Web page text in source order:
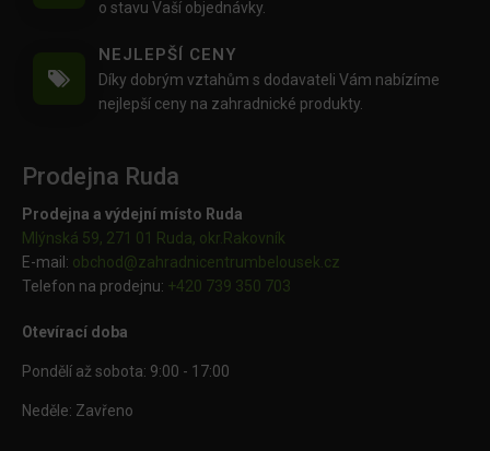
o stavu Vaší objednávky.
NEJLEPŠÍ CENY
Díky dobrým vztahům s dodavateli Vám nabízíme
nejlepší ceny na zahradnické produkty.
Prodejna Ruda
Prodejna a výdejní místo Ruda
Mlýnská 59, 271 01 Ruda, okr.Rakovník
E-mail: obchod@zahradnicentrumbelousek.cz
Telefon na prodejnu: +420 739 350 703
Otevírací doba
Pondělí až sobota: 9:00 - 17:00
Neděle: Zavřeno